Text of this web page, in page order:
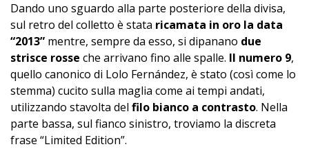
Dando uno sguardo alla parte posteriore della divisa,
sul retro del colletto è stata ricamata in oro la data
“2013” mentre, sempre da esso, si dipanano due
strisce rosse che arrivano fino alle spalle. Il numero 9,
quello canonico di Lolo Fernández, è stato (così come lo
stemma) cucito sulla maglia come ai tempi andati,
utilizzando stavolta del filo bianco a contrasto. Nella
parte bassa, sul fianco sinistro, troviamo la discreta
frase “Limited Edition”.